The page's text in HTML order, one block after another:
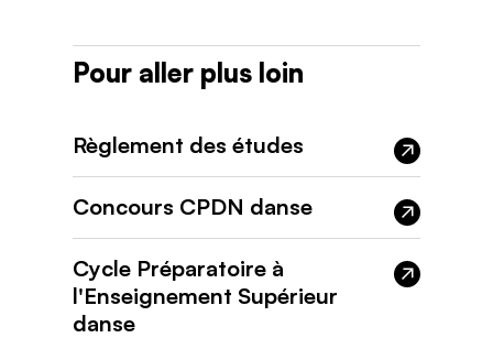
Pour aller plus loin
Règlement des études
Concours CPDN danse
Cycle Préparatoire à
l'Enseignement Supérieur
danse